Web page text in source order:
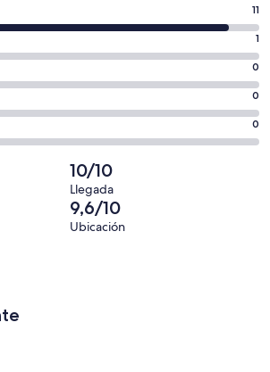
11
1
0
0
0
10/10
Llegada
9,6/10
Ubicación